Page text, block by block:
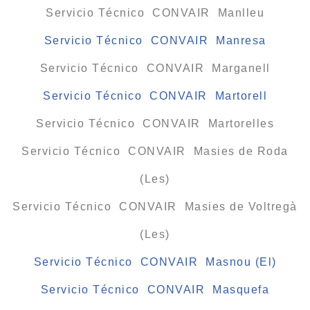
Servicio Técnico CONVAIR Manlleu
Servicio Técnico CONVAIR Manresa
Servicio Técnico CONVAIR Marganell
Servicio Técnico CONVAIR Martorell
Servicio Técnico CONVAIR Martorelles
Servicio Técnico CONVAIR Masies de Roda
(Les)
Servicio Técnico CONVAIR Masies de Voltregà
(Les)
Servicio Técnico CONVAIR Masnou (El)
Servicio Técnico CONVAIR Masquefa